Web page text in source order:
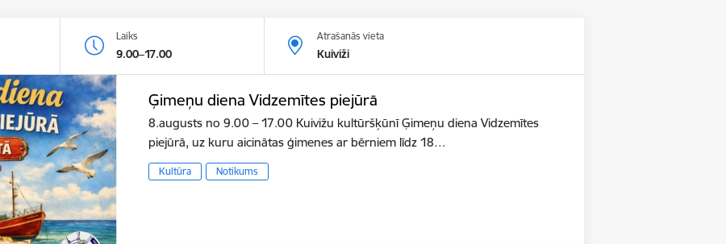
Laiks
9.00–17.00
Atrašanās vieta
Kuiviži
Ģimeņu diena Vidzemītes piejūrā
8.augusts no 9.00 – 17.00 Kuivižu kultūršķūnī Ģimeņu diena Vidzemītes
piejūrā, uz kuru aicinātas ģimenes ar bērniem līdz 18…
Kultūra Notikums